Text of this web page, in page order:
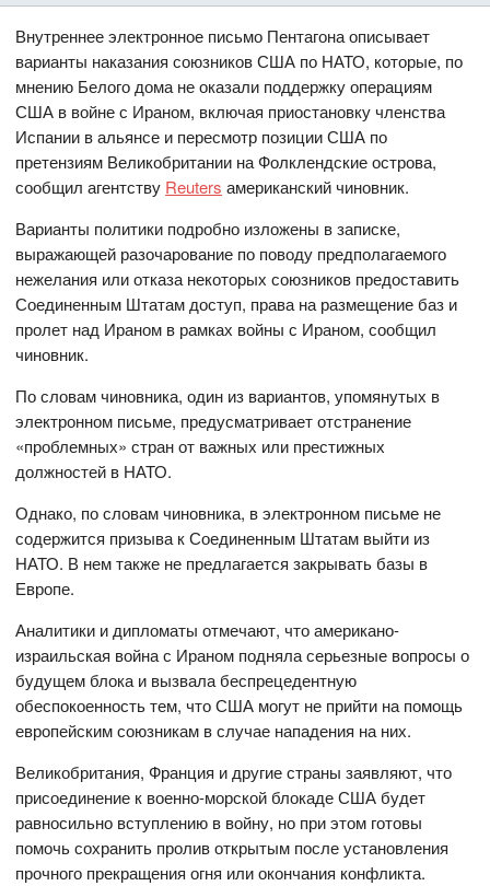
Внутреннее электронное письмо Пентагона описывает
варианты наказания союзников США по НАТО, которые, по
мнению Белого дома не оказали поддержку операциям
США в войне с Ираном, включая приостановку членства
Испании в альянсе и пересмотр позиции США по
претензиям Великобритании на Фолклендские острова,
сообщил агентству Reuters американский чиновник.
Варианты политики подробно изложены в записке,
выражающей разочарование по поводу предполагаемого
нежелания или отказа некоторых союзников предоставить
Соединенным Штатам доступ, права на размещение баз и
пролет над Ираном в рамках войны с Ираном, сообщил
чиновник.
По словам чиновника, один из вариантов, упомянутых в
электронном письме, предусматривает отстранение
«проблемных» стран от важных или престижных
должностей в НАТО.
Однако, по словам чиновника, в электронном письме не
содержится призыва к Соединенным Штатам выйти из
НАТО. В нем также не предлагается закрывать базы в
Европе.
Аналитики и дипломаты отмечают, что американо-
израильская война с Ираном подняла серьезные вопросы о
будущем блока и вызвала беспрецедентную
обеспокоенность тем, что США могут не прийти на помощь
европейским союзникам в случае нападения на них.
Великобритания, Франция и другие страны заявляют, что
присоединение к военно-морской блокаде США будет
равносильно вступлению в войну, но при этом готовы
помочь сохранить пролив открытым после установления
прочного прекращения огня или окончания конфликта.